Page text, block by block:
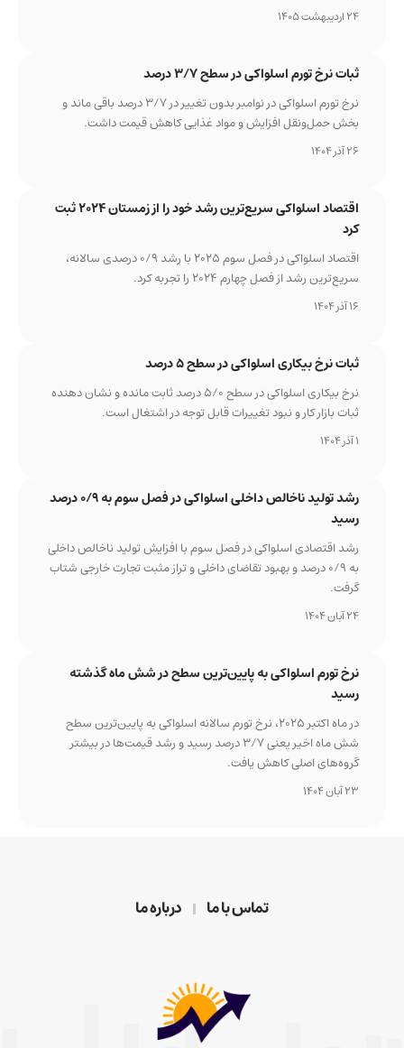
ثبات نرخ تورم اسلواکی در سطح ۳/۷ درصد
نرخ تورم اسلواکی در نوامبر بدون تغییر در ۳/۷ درصد باقی ماند و
بخش حمل‌ونقل افزایش و مواد غذایی کاهش قیمت داشت.
اقتصاد اسلواکی سریع‌ترین رشد خود را از زمستان ۲۰۲۴ ثبت
اقتصاد اسلواکی در فصل سوم ۲۰۲۵ با رشد ۰/۹ درصدی سالانه،
سریع‌ترین رشد از فصل چهارم ۲۰۲۴ را تجربه کرد.
ثبات نرخ بیکاری اسلواکی در سطح ۵ درصد
نرخ بیکاری اسلواکی در سطح ۵/۰ درصد ثابت مانده و نشان دهنده
ثبات بازار کار و نبود تغییرات قابل توجه در اشتغال است.
رشد تولید ناخالص داخلی اسلواکی در فصل سوم به ۰/۹ درصد
رسید
رشد اقتصادی اسلواکی در فصل سوم با افزایش تولید ناخالص داخلی
به ۰/۹ درصد و بهبود تقاضای داخلی و تراز مثبت تجارت خارجی شتاب
گرفت.
نرخ تورم اسلواکی به پایین‌ترین سطح در شش ماه گذشته
رسید
در ماه اکتبر ۲۰۲۵، نرخ تورم سالانه اسلواکی به پایین‌ترین سطح
شش ماه اخیر یعنی ۳/۷ درصد رسید و رشد قیمت‌ها در بیشتر
گروه‌های اصلی کاهش یافت.
تماس با ما درباره ما